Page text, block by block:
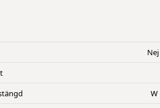
Nej
W